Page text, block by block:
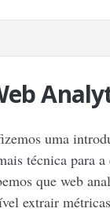
uma
técnica para
que web
extrair